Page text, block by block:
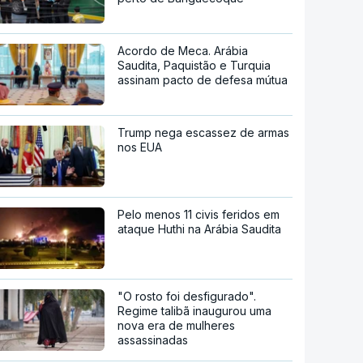
Acordo de Meca. Arábia
Saudita, Paquistão e Turquia
assinam pacto de defesa mútua
Trump nega escassez de armas
nos EUA
Pelo menos 11 civis feridos em
ataque Huthi na Arábia Saudita
"O rosto foi desfigurado".
Regime talibã inaugurou uma
nova era de mulheres
assassinadas